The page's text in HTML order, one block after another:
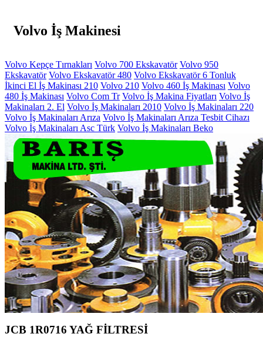
Volvo İş Makinesi
Volvo Kepçe Tırnakları Volvo 700 Ekskavatör Volvo 950
Ekskavatör Volvo Ekskavatör 480 Volvo Ekskavatör 6 Tonluk
İkinci El İş Makinası 210 Volvo 210 Volvo 460 İş Makinası Volvo
480 İş Makinası Volvo Com Tr Volvo İş Makina Fiyatları Volvo İş
Makinaları 2. El Volvo İş Makinaları 2010 Volvo İş Makinaları 220
Volvo İş Makinaları Arıza Volvo İş Makinaları Arıza Tesbit Cihazı
Volvo İş Makinaları Asc Türk Volvo İş Makinaları Beko
JCB 1R0716 YAĞ FİLTRESİ